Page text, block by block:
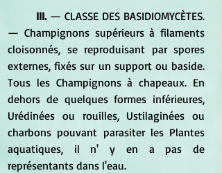
III. — CLASSE DES BASIDIOMYCÈTES.
— Champignons supérieurs à filaments
cloisonnés, se reproduisant par spores
externes, fixés sur un support ou baside.
Tous les Champignons à chapeaux. En
dehors de quelques formes inférieures,
Urédinées ou rouilles, Ustilaginées ou
charbons pouvant parasiter les Plantes
aquatiques, il n' y en a pas de
représentants dans l'eau.